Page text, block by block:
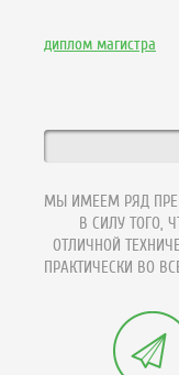
диплом магистра
МЫ ИМЕЕМ РЯД
В СИЛУ ТОГО,
ОТЛИЧНОЙ
ПРАКТИЧЕСКИ ВО